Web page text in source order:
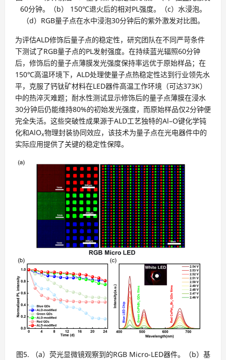
60分钟。（b） 150℃退火后的相对PL强度。（c）水浸泡。
（d）RGB量子点在水中浸泡30分钟后的紫外激发对比图。
为评估ALD修饰后量子点的稳定性，研究团队在不同严苛条件
下测试了RGB量子点的PL发射强度。在持续蓝光辐照60分钟
后，修饰后的量子点薄膜发光强度保持率远优于原始样品；在
150℃高温环境下，ALD处理使量子点热稳定性达到行业领先水
平，克服了钙钛矿材料在LED器件高温工作环境（可达373K）
中的热淬灭难题；耐水性测试显示修饰后的量子点薄膜在浸水
30分钟后仍能维持80%的初始发光强度，而原始样品仅2分钟便
完全失活。这些突破性成果源于ALD工艺独特的Al–O键化学钝
化和AlOx物理封装协同效应，该技术为量子点在光电器件中的
实际应用提供了关键的稳定性保障。
图5. （a）荧光显微镜观察到的RGB Micro-LED器件。（b）基